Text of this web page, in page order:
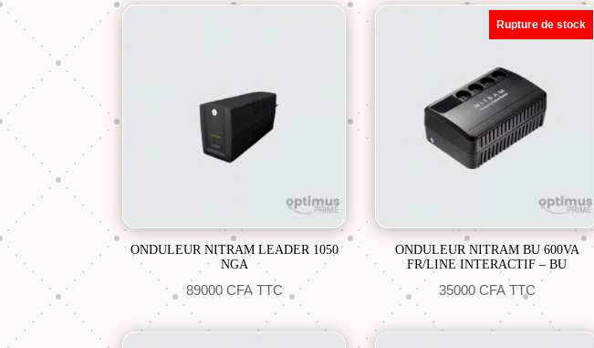
ONDULEUR NITRAM LEADER 1050
NGA
89000 CFA TTC
Rupture de stock
ONDULEUR NITRAM BU 600VA
FR/LINE INTERACTIF – BU
35000 CFA TTC